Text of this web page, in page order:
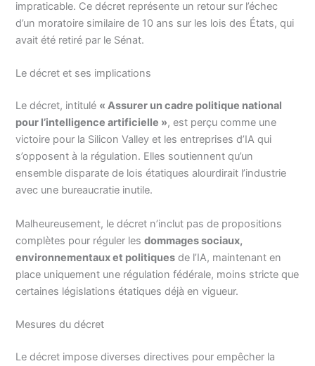
impraticable. Ce décret représente un retour sur l’échec
d’un moratoire similaire de 10 ans sur les lois des États, qui
avait été retiré par le Sénat.
Le décret et ses implications
Le décret, intitulé « Assurer un cadre politique national
pour l’intelligence artificielle », est perçu comme une
victoire pour la Silicon Valley et les entreprises d’IA qui
s’opposent à la régulation. Elles soutiennent qu’un
ensemble disparate de lois étatiques alourdirait l’industrie
avec une bureaucratie inutile.
Malheureusement, le décret n’inclut pas de propositions
complètes pour réguler lesdommages sociaux,
environnementaux et politiques de l’IA, maintenant en
place uniquement une régulation fédérale, moins stricte que
certaines législations étatiques déjà en vigueur.
Mesures du décret
Le décret impose diverses directives pour empêcher la